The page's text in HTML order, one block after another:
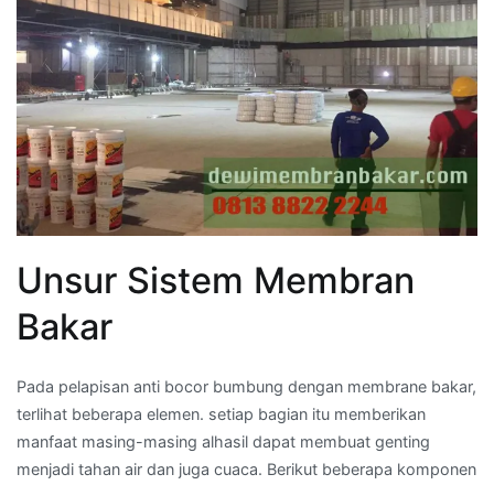
Unsur Sistem Membran
Bakar
Pada pelapisan anti bocor bumbung dengan membrane bakar,
terlihat beberapa elemen. setiap bagian itu memberikan
manfaat masing-masing alhasil dapat membuat genting
menjadi tahan air dan juga cuaca. Berikut beberapa komponen